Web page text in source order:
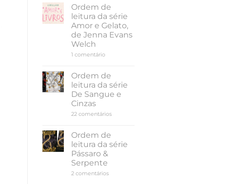
da
série
The
Witcher:
ordem
leitura
Ordem de
leitura da série
Amor e Gelato,
de Jenna Evans
Welch
1 comentárioem
leitura
da
série
Amor
e
de
Jenna
Ordem de
leitura da série
De Sangue e
Cinzas
22 comentáriosem
série
Ordem de
leitura da série
Pássaro &
Serpente
2 comentáriosem